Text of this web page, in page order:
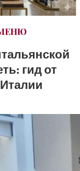
гид от